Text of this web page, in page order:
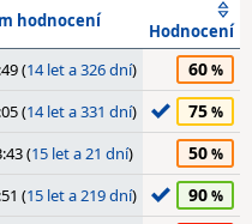
hodnocení
Hodnocení
(14 let a 326 dní) 60
(14 let a 331 dní) 75
(15 let a 21 dní) 50
(15 let a 219 dní) 90